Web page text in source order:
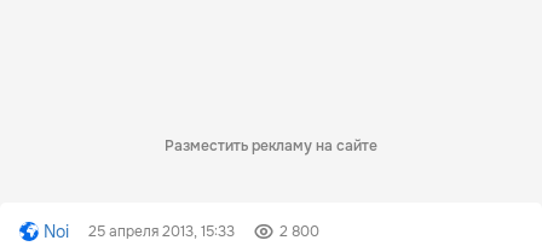
Разместить рекламу на сайте
Noi 25 апреля 2013, 15:33 2 800